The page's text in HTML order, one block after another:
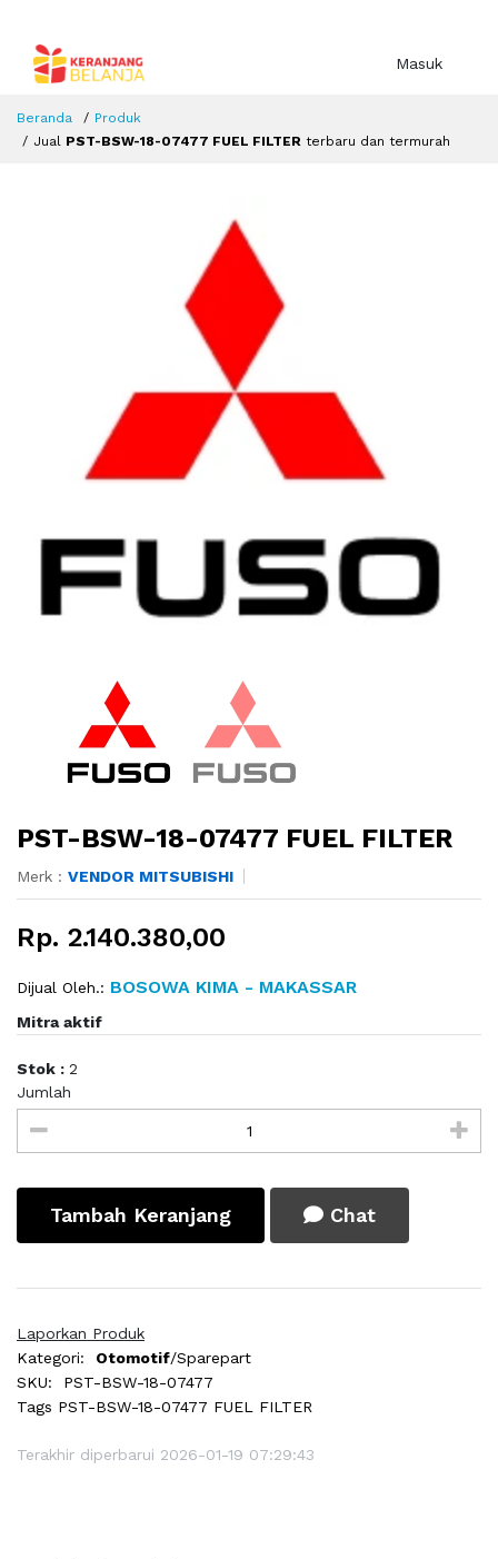
Masuk
Beranda
Produk
Jual PST-BSW-18-07477 FUEL FILTER terbaru dan termurah
PST-BSW-18-07477 FUEL FILTER
Merk : VENDOR MITSUBISHI
Rp. 2.140.380,00
Dijual Oleh.: BOSOWA KIMA - MAKASSAR
Mitra aktif
Stok : 2
Jumlah
Tambah Keranjang Chat
Laporkan Produk
Kategori:
Otomotif/Sparepart
SKU:
PST-BSW-18-07477
Tags PST-BSW-18-07477 FUEL FILTER
Terakhir diperbarui 2026-01-19 07:29:43